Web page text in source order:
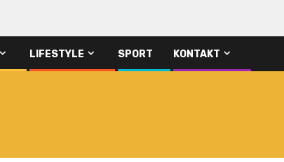
LIFESTYLE SPORT KONTAKT